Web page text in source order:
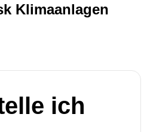
Klimaanlagen
ich